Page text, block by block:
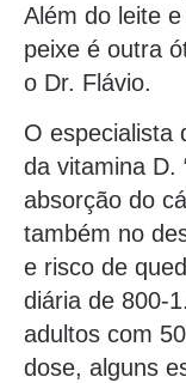
Além do leite
peixe é outra
o Dr. Flávio.
O especialista
da vitamina D.
absorção do
também no
e risco de
diária de 800-
adultos com
dose, alguns